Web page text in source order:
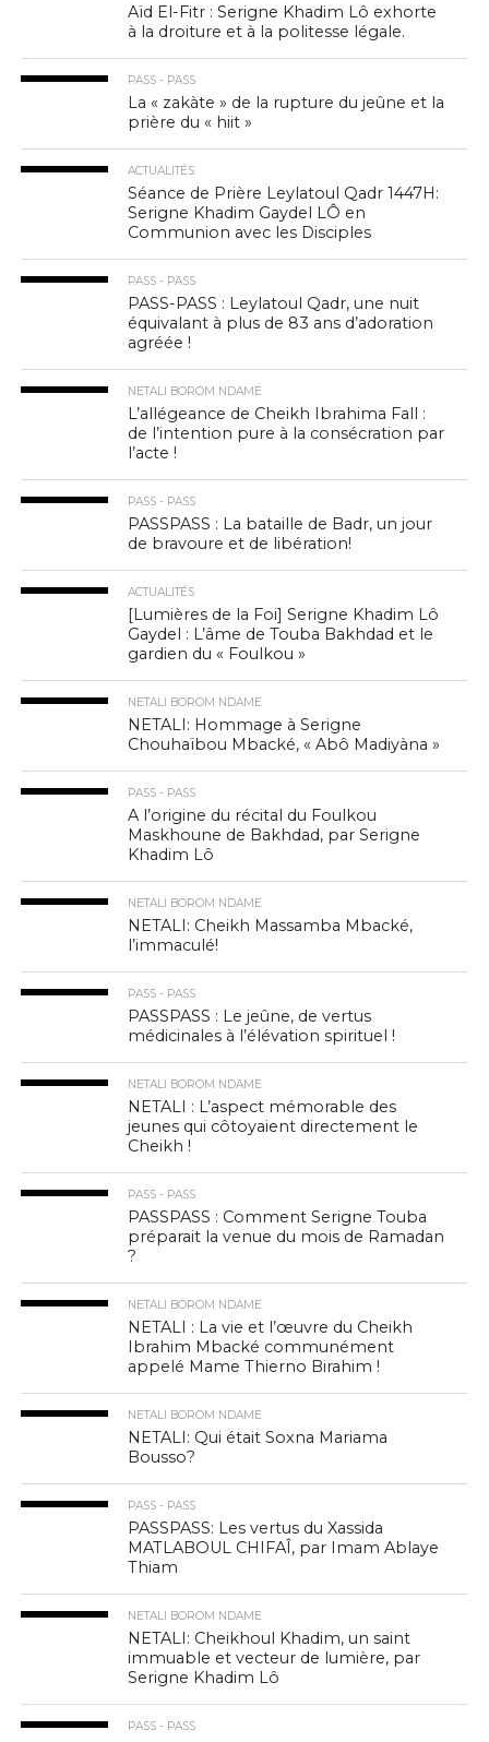
Aïd El-Fitr : Serigne Khadim Lô exhorte
à la droiture et à la politesse légale.
PASS - PASS
La « zakàte » de la rupture du jeûne et la
prière du « hiit »
ACTUALITÉS
Séance de Prière Leylatoul Qadr 1447H:
Serigne Khadim Gaydel LÔ en
Communion avec les Disciples
PASS - PASS
PASS-PASS : Leylatoul Qadr, une nuit
équivalant à plus de 83 ans d’adoration
agréée !
NETALI BOROM NDAME
L’allégeance de Cheikh Ibrahima Fall :
de l’intention pure à la consécration par
l’acte !
PASS - PASS
PASSPASS : La bataille de Badr, un jour
de bravoure et de libération!
ACTUALITÉS
[Lumières de la Foi] Serigne Khadim Lô
Gaydel : L’âme de Touba Bakhdad et le
gardien du « Foulkou »
NETALI BOROM NDAME
NETALI: Hommage à Serigne
Chouhaïbou Mbacké, « Abô Madiyàna »
PASS - PASS
A l’origine du récital du Foulkou
Maskhoune de Bakhdad, par Serigne
Khadim Lô
NETALI BOROM NDAME
NETALI: Cheikh Massamba Mbacké,
l’immaculé!
PASS - PASS
PASSPASS : Le jeûne, de vertus
médicinales à l’élévation spirituel !
NETALI BOROM NDAME
NETALI : L’aspect mémorable des
jeunes qui côtoyaient directement le
Cheikh !
PASS - PASS
PASSPASS : Comment Serigne Touba
préparait la venue du mois de Ramadan
?
NETALI BOROM NDAME
NETALI : La vie et l’œuvre du Cheikh
Ibrahim Mbacké communément
appelé Mame Thierno Birahim !
NETALI BOROM NDAME
NETALI: Qui était Soxna Mariama
Bousso?
PASS - PASS
PASSPASS: Les vertus du Xassida
MATLABOUL CHIFAÎ, par Imam Ablaye
Thiam
NETALI BOROM NDAME
NETALI: Cheikhoul Khadim, un saint
immuable et vecteur de lumière, par
Serigne Khadim Lô
PASS - PASS